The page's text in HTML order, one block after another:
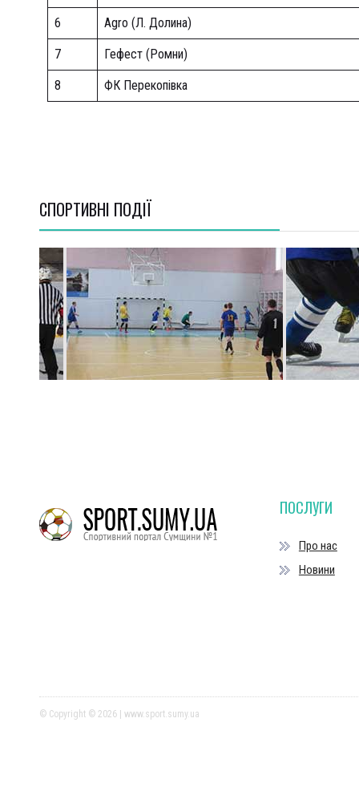
6 Agro (Л. Долина)
7 Гефест (Ромни)
8 ФК Перекопівка
СПОРТИВНI ПОДІЇ
ПОСЛУГИ
Про нас
Новини
© Copyright © 2026 | www.sport.sumy.ua